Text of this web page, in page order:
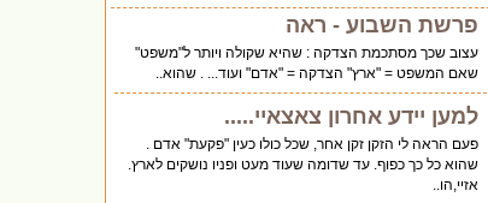
פרשת השבוע - ראה
עצוב שכך מסתכמת הצדקה : שהיא שקולה ויותר ל"משפט"
שאם המשפט = "ארץ" הצדקה = "אדם" ועוד... . שהוא..
למען יידע אחרון צאצאיי.....
פעם הראה לי הזקן זקן אחר, שכל כולו כעין "פקעת" אדם .
שהוא כל כך כפוף. עד שדומה שעוד מעט ופניו נושקים לארץ.
אזיי,הו..